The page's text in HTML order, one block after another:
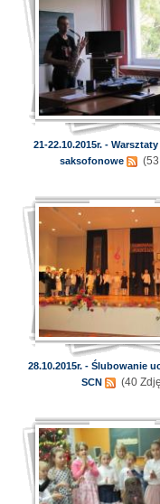
21-22.10.2015r. -
saksofonowe
28.10.2015r. - Ślubowanie
SCN
(40